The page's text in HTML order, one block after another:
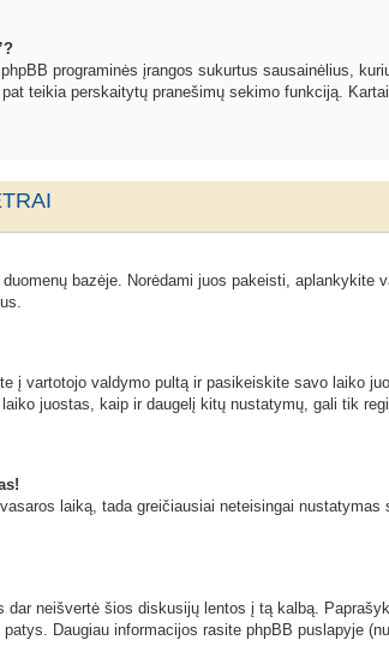
programinės įrangos sukurtus sausainėlius,
teikia perskaitytų pranešimų sekimo funkciją.
bazėje. Norėdami juos pakeisti, aplankykite
į vartotojo valdymo pultą ir pasikeiskite savo laiko
juostas, kaip ir daugelį kitų nustatymų, gali tik
laiką, tada greičiausiai neteisingai
dar neišvertė šios diskusijų lentos į tą kalbą.
Daugiau informacijos rasite phpBB puslapyje